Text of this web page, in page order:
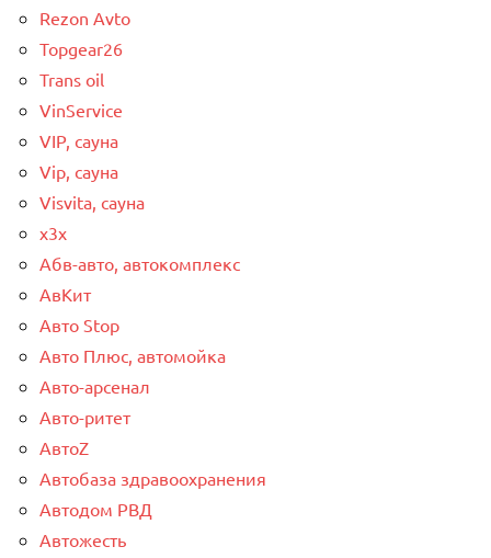
Rezon Avto
Topgear26
Trans oil
VinService
VIP, сауна
Vip, сауна
Visvita, сауна
x3x
Абв-авто, автокомплекс
АвКит
Авто Stop
Авто Плюс, автомойка
Авто-арсенал
Авто-ритет
АвтоZ
Автобаза здравоохранения
Автодом РВД
Автожесть